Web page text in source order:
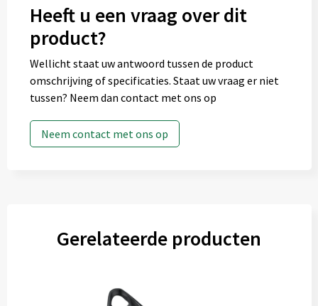
Heeft u een vraag over dit
product?
Wellicht staat uw antwoord tussen de product
omschrijving of specificaties. Staat uw vraag er niet
tussen? Neem dan contact met ons op
Neem contact met ons op
Gerelateerde producten